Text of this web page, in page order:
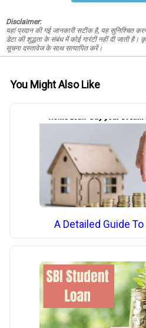
Disclaimer:
यहां प्रदान की गई जानकारी सटीक है, यह सुनिश्चित
डेटा की शुद्धता के संबंध में कोई गारंटी नहीं दी जाती
सूचना दस्तावेज के साथ सत्यापित करें।
You Might Also Like
A Detailed Guide